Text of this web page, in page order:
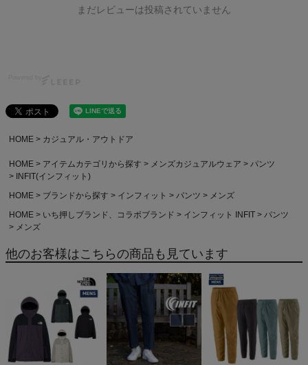
まだレビューは投稿されていません
HOME カジュアル・アウトドア
HOME アイテムカテゴリから探す メンズカジュアルウェア
パンツ
INFIT(インフィット)
HOME
ブランドから探す インフィット パンツ
メンズ
HOME
いち押しブランド、コラボブランド インフィット INFIT
パンツ
メンズ
他のお客様はこちらの商品も見ています